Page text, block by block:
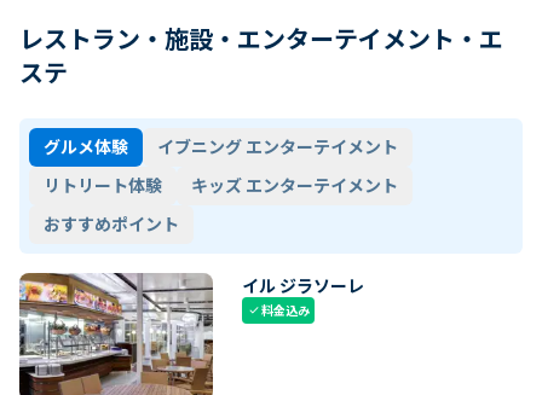
レストラン・施設・エンターテイメント・エ
ステ
グルメ体験
イブニング エンターテイメント
リトリート体験
キッズ エンターテイメント
おすすめポイント
イル ジラソーレ
check料金込み